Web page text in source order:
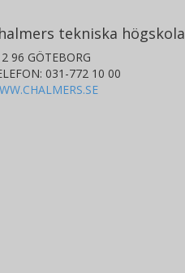
tekniska högskola
96 GÖTEBORG
031-772 10 00